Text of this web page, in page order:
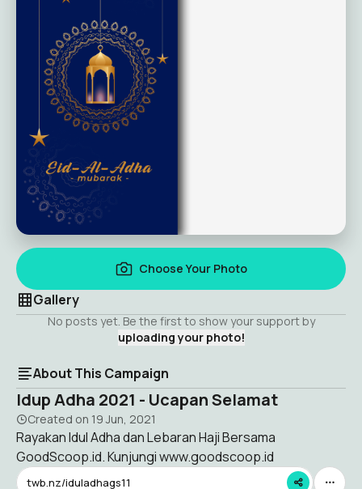
Choose Your Photo
Gallery
No posts yet. Be the first to show your support by
uploading your photo!
About This Campaign
Idup Adha 2021 - Ucapan Selamat
Created on 19 Jun, 2021
Rayakan Idul Adha dan Lebaran Haji Bersama
GoodScoop.id. Kunjungi www.goodscoop.id
twb.nz/iduladhags11